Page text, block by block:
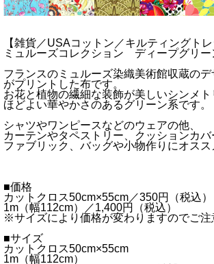
【雑貨／USAコットン／キルティングト
ミュルーズコレクション ディープグリー
フランスのミュルーズ染織美術館収蔵の
がプリントした布です。
お花と植物の繊細な装飾が美しいシンメト
ほどよい華やかさのあるグリーン系です。
シャツやワンピースなどのウェアの他、
カーテンやタペストリー、クッションカ
ファブリック、バッグや小物作りにオスス
■価格
カットクロス50cm×55cm／350円（税込）
1m（幅112cm）／1,400円（税込）
※サイズにより価格が変わりますのでご注
■サイズ
カットクロス50cm×55cm
1m（幅112cm）